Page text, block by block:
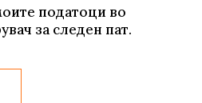
податоци во
за следен пат.